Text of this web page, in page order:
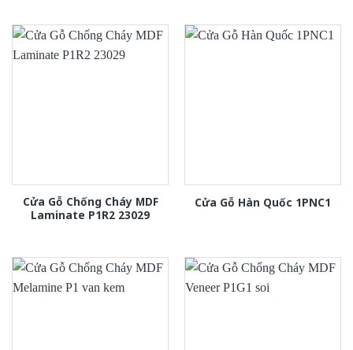
Cửa Gỗ Chống Cháy MDF
Laminate P1R2 23029
Cửa Gỗ Hàn Quốc 1PNC1